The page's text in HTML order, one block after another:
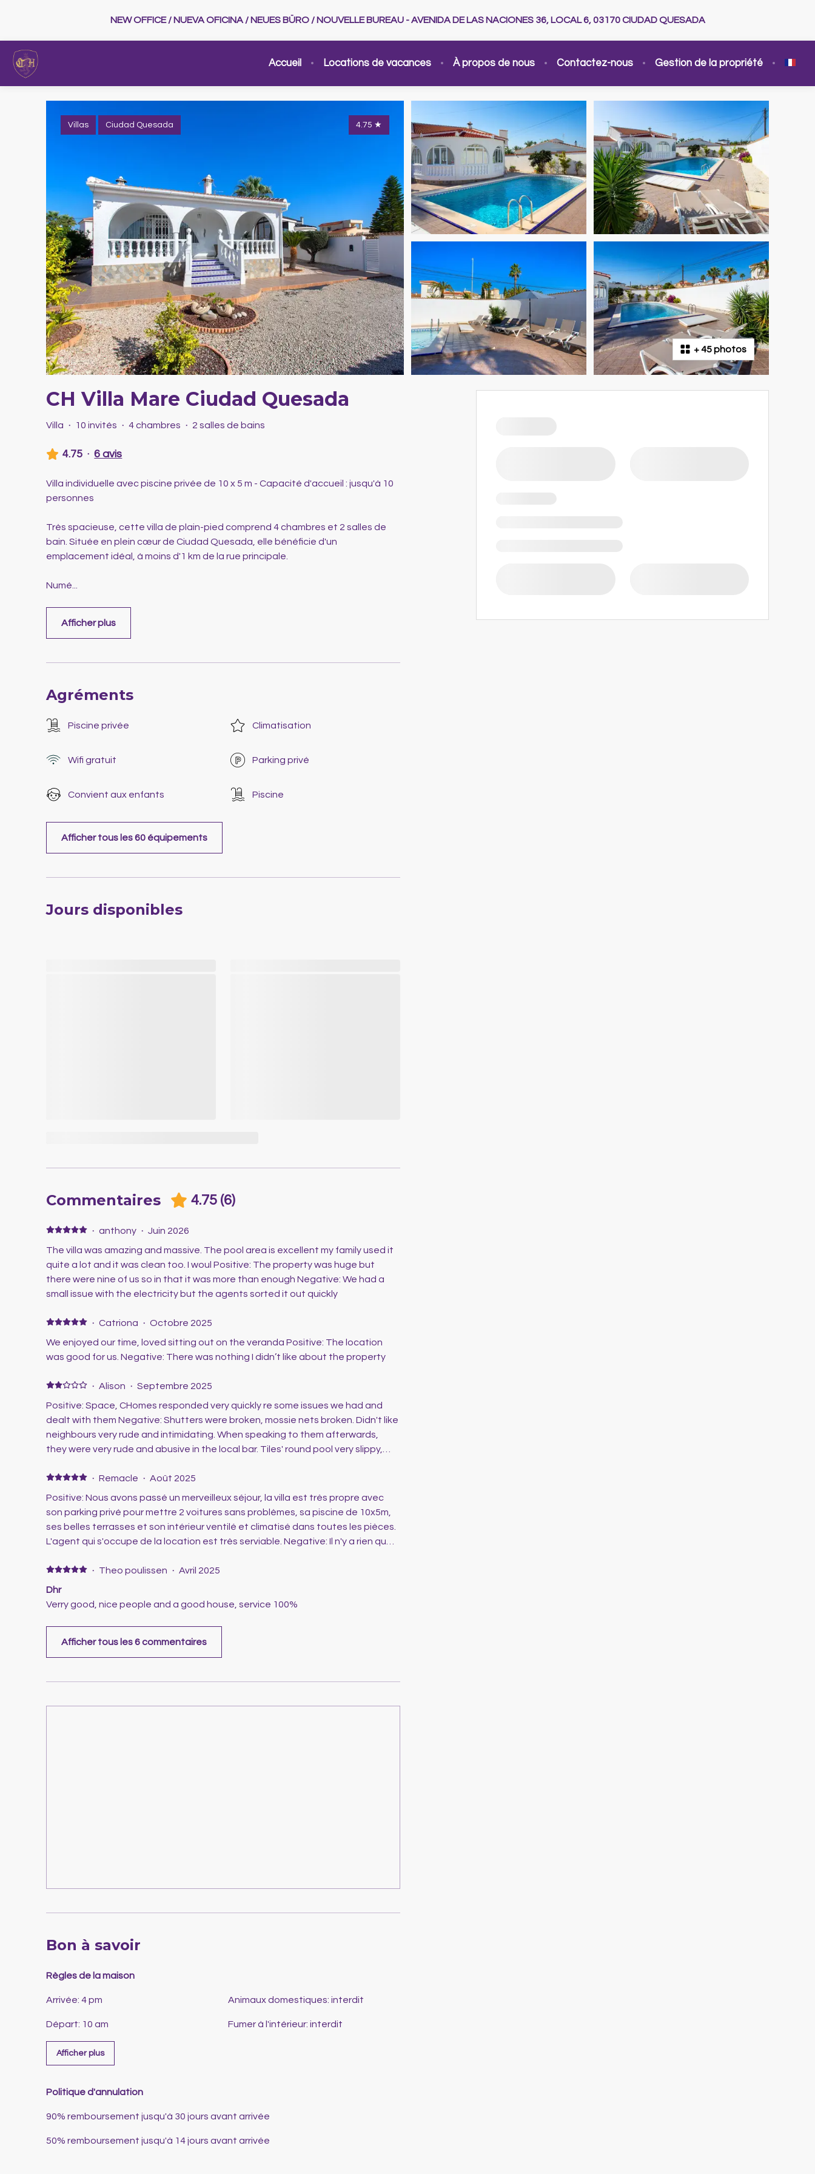
NEW OFFICE / NUEVA OFICINA / NEUES BÜRO / NOUVELLE BUREAU - AVENIDA DE LAS NACIONES 36, LOCAL 6, 03170 CIUDAD QUESADA
Accueil Locations de vacances À propos de nous Contactez-nous Gestion de la propriété
+45 photos
4.75 ★
Villas Ciudad Quesada
CH Villa Mare Ciudad Quesada
Villa · 10 invités · 4 chambres · 2 salles de bains
4.75 · 6 avis
Villa individuelle avec piscine privée de 10 x 5 m - Capacité d'accueil : jusqu'à 10
personnes
Très spacieuse, cette villa de plain-pied comprend 4 chambres et 2 salles de
bain. Située en plein cœur de Ciudad Quesada, elle bénéficie d'un
emplacement idéal, à moins d'1 km de la rue principale.
Numé
Afficher plus
Agréments
Piscine privée Climatisation
Wifi gratuit Parking privé
Convient aux enfants Piscine
Afficher tous les 60 équipements
Jours disponibles
Commentaires 4.75 (6)
· anthony · Juin 2026
The villa was amazing and massive. The pool area is excellent my family used it
quite a lot and it was clean too. I woul Positive: The property was huge but
there were nine of us so in that it was more than enough Negative: We had a
small issue with the electricity but the agents sorted it out quickly
· Catriona · Octobre 2025
We enjoyed our time, loved sitting out on the veranda Positive: The location
was good for us. Negative: There was nothing I didn’t like about the property
· Alison · Septembre 2025
Positive: Space, CHomes responded very quickly re some issues we had and
dealt with them Negative: Shutters were broken, mossie nets broken. Didn't like
neighbours very rude and intimidating. When speaking to them afterwards,
they were very rude and abusive in the local bar. Tiles' round pool very slippy,
badly. Didn't get keys until 16.30pm. However, they did allow us to stay till
12noon on departure date Smoke alarms all dismantled and were put in TV unit
Electric tripped when oven was on went to put kettle on CHomes did make us
aware of this and explained where Electric box was top of street on corner
· Remacle · Août 2025
Positive: Nous avons passé un merveilleux séjour, la villa est très propre avec
son parking privé pour mettre 2 voitures sans problèmes, sa piscine de 10x5m,
ses belles terrasses et son intérieur ventilé et climatisé dans toutes les pièces.
L'agent qui s'occupe de la location est très serviable. Negative: Il n'y a rien que
· Theo poulissen · Avril 2025
Dhr
Verry good, nice people and a good house, service 100%
Afficher tous les 6 commentaires
Bon à savoir
Règles de la maison
Arrivée: 4 pm
Départ: 10 am
Animaux domestiques: interdit
Fumer à l'intérieur: interdit
Afficher plus
Politique d'annulation
90% remboursement jusqu'à 30 jours avant arrivée
50% remboursement jusqu'à 14 jours avant arrivée